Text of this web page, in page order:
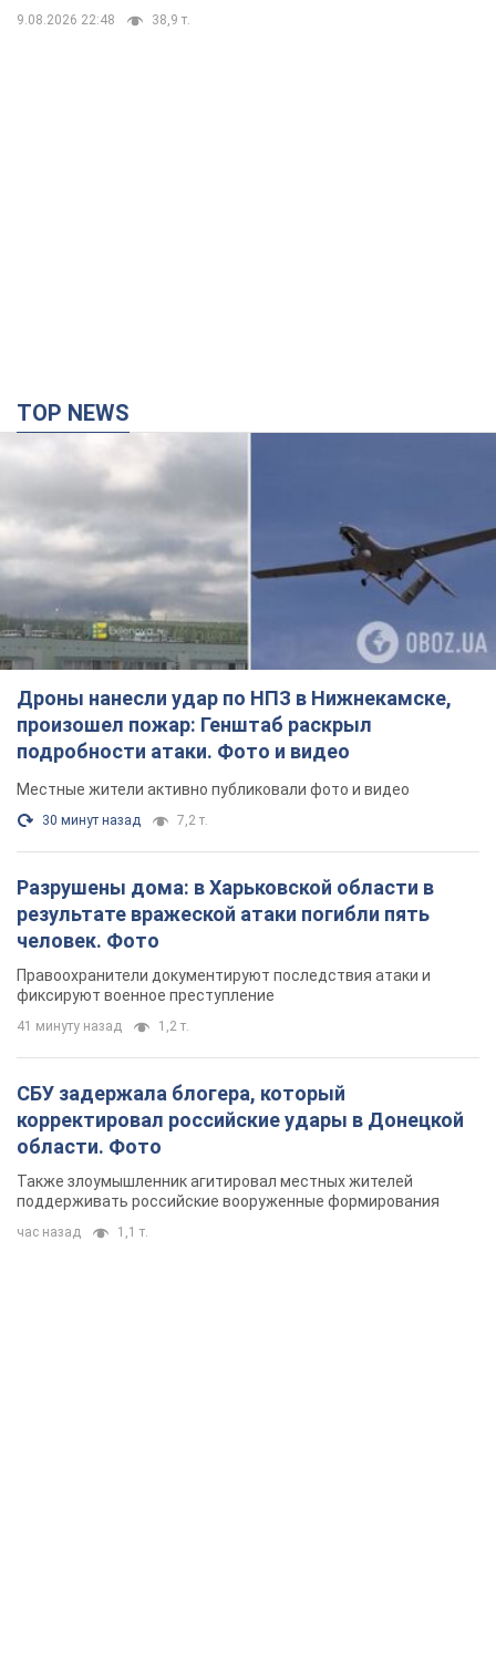
9.08.2026 22:48 38,9 т.
TOP NEWS
Дроны нанесли удар по НПЗ в Нижнекамске,
произошел пожар: Генштаб раскрыл
подробности атаки. Фото и видео
Местные жители активно публиковали фото и видео
30 минут назад 7,2 т.
Разрушены дома: в Харьковской области в
результате вражеской атаки погибли пять
человек. Фото
Правоохранители документируют последствия атаки и
фиксируют военное преступление
41 минуту назад 1,2 т.
СБУ задержала блогера, который
корректировал российские удары в Донецкой
области. Фото
Также злоумышленник агитировал местных жителей
поддерживать российские вооруженные формирования
час назад 1,1 т.